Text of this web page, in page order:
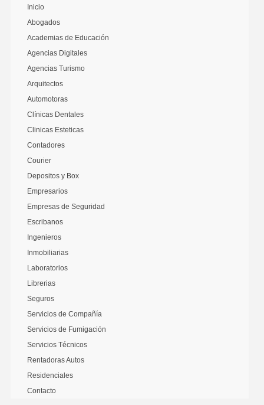
Inicio
Abogados
Academias de Educación
Agencias Digitales
Agencias Turismo
Arquitectos
Automotoras
Clínicas Dentales
Clinicas Esteticas
Contadores
Courier
Depositos y Box
Empresarios
Empresas de Seguridad
Escribanos
Ingenieros
Inmobiliarias
Laboratorios
Librerias
Seguros
Servicios de Compañía
Servicios de Fumigación
Servicios Técnicos
Rentadoras Autos
Residenciales
Contacto